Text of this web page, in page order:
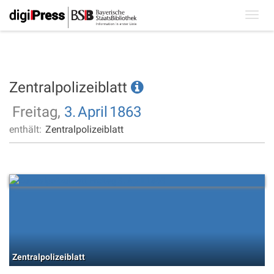
Zentralpolizeiblatt
Freitag, 3.April 1863
enthält: Zentralpolizeiblatt
Zentralpolizeiblatt